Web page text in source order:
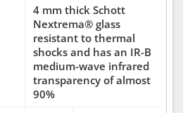
4 mm thick Schott
Nextrema® glass
resistant to thermal
shocks and has an IR-B
medium-wave infrared
transparency of almost
90%